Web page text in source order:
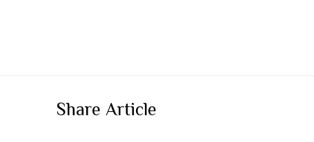
Share Article